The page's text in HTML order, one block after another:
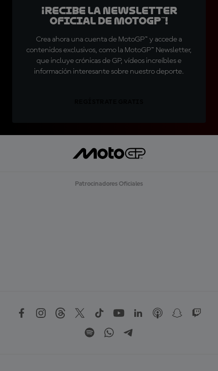
¡Recibe la Newsletter
oficial de MotoGP™!
Crea ahora una cuenta de MotoGP™ y accede a
contenidos exclusivos, como la MotoGP™ Newsletter,
que incluye crónicas de GP, vídeos increíbles e
información interesante sobre nuestro deporte.
Patrocinadores Oficiales